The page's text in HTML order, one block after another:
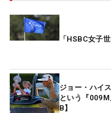
「HSBC女子
ジョー・ハイ
という『
B】